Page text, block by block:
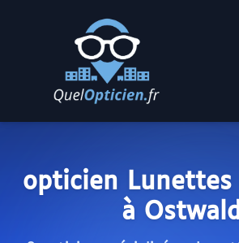
opticien Lunettes
à Ostwald